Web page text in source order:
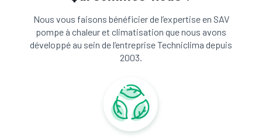
Nous vous faisons bénéficier de l’expertise en SAV
pompe à chaleur et climatisation que nous avons
développé au sein de l’entreprise Techniclima depuis
2003.